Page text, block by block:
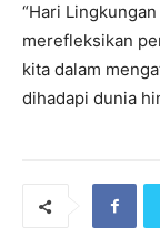
“Hari
merefleksikan
kita dalam
dihadapi dunia